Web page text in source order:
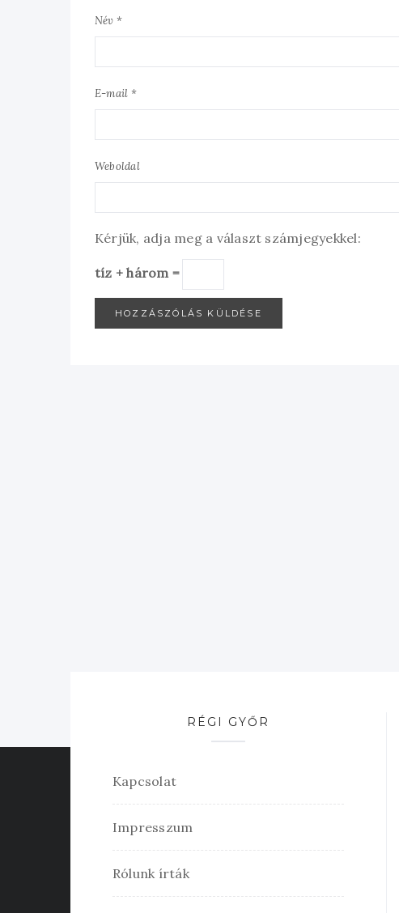
Név *
E-mail *
Weboldal
Kérjük, adja meg a választ számjegyekkel:
tíz + három =
RÉGI GYŐR
Kapcsolat
Impresszum
Rólunk írták